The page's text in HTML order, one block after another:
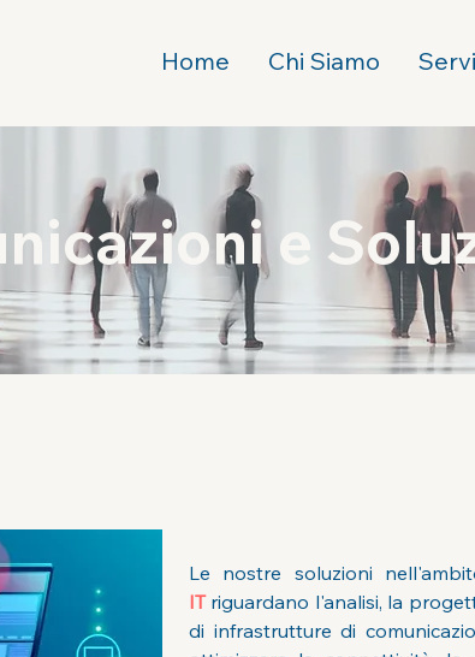
Home Chi Siamo
e
Le nostre soluzioni
IT riguardano l'analisi, la
di infrastrutture di